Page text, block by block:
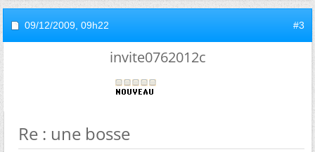
09/12/2009, 09h22 #3
invite0762012c
Re : une bosse